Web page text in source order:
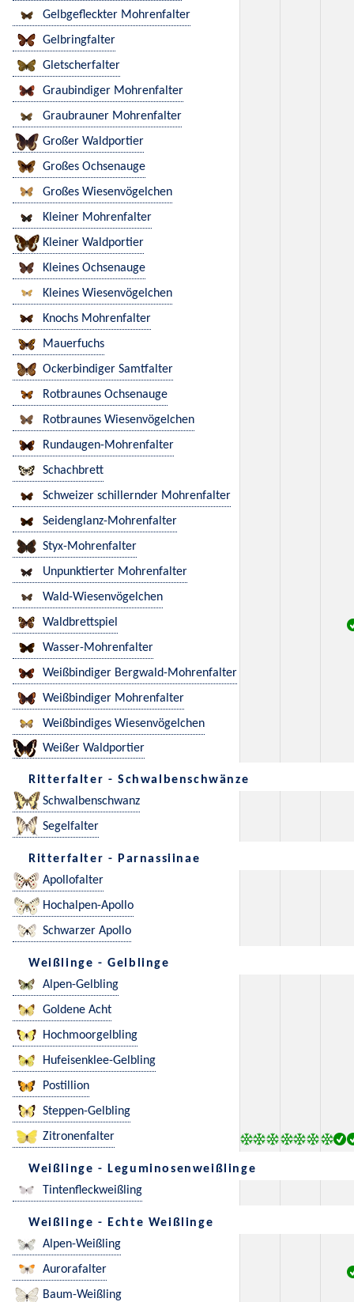
Gelbgefleckter Mohrenfalter
Gelbringfalter
Gletscherfalter
Graubindiger Mohrenfalter
Graubrauner Mohrenfalter
Großer Waldportier
Großes Ochsenauge
Großes Wiesenvögelchen
Kleiner Mohrenfalter
Kleiner Waldportier
Kleines Ochsenauge
Kleines Wiesenvögelchen
Knochs Mohrenfalter
Mauerfuchs
Ockerbindiger Samtfalter
Rotbraunes Ochsenauge
Rotbraunes Wiesenvögelchen
Rundaugen-Mohrenfalter
Schachbrett
Schweizer schillernder Mohrenfalter
Seidenglanz-Mohrenfalter
Styx-Mohrenfalter
Unpunktierter Mohrenfalter
Wald-Wiesenvögelchen
Waldbrettspiel
Wasser-Mohrenfalter
Weißbindiger Bergwald-Mohrenfalter
Weißbindiger Mohrenfalter
Weißbindiges Wiesenvögelchen
Weißer Waldportier
Ritterfalter - Schwalbenschwänze
Schwalbenschwanz
Segelfalter
Ritterfalter - Parnassiinae
Apollofalter
Hochalpen-Apollo
Schwarzer Apollo
Weißlinge - Gelblinge
Alpen-Gelbling
Goldene Acht
Hochmoorgelbling
Hufeisenklee-Gelbling
Postillion
Steppen-Gelbling
Zitronenfalter
Weißlinge - Leguminosenweißlinge
Tintenfleckweißling
Weißlinge - Echte Weißlinge
Alpen-Weißling
Aurorafalter
Baum-Weißling